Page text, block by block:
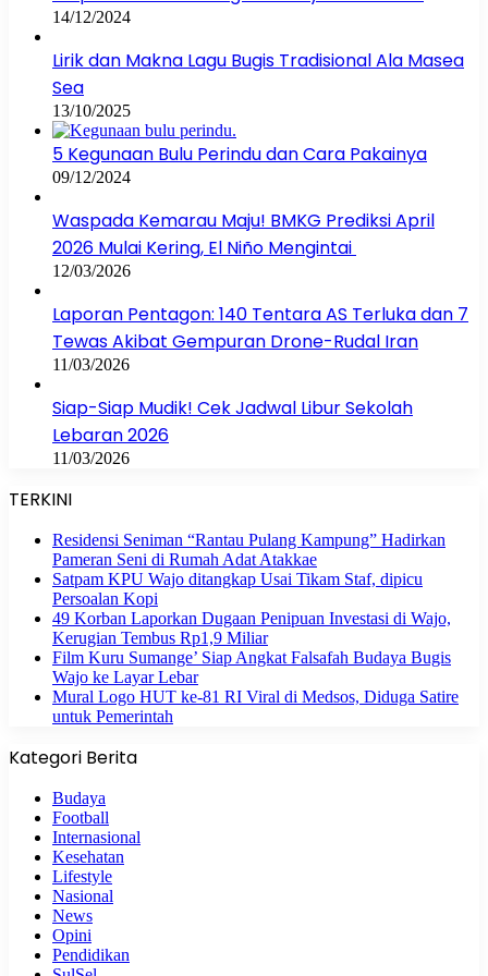
14/12/2024
Lirik dan Makna Lagu Bugis Tradisional Ala Masea
Sea
13/10/2025
5 Kegunaan Bulu Perindu dan Cara Pakainya
09/12/2024
Waspada Kemarau Maju! BMKG Prediksi April
2026 Mulai Kering, El Niño Mengintai
12/03/2026
Laporan Pentagon: 140 Tentara AS Terluka dan 7
Tewas Akibat Gempuran Drone-Rudal Iran
11/03/2026
Siap-Siap Mudik! Cek Jadwal Libur Sekolah
Lebaran 2026
11/03/2026
TERKINI
Residensi Seniman “Rantau Pulang Kampung” Hadirkan
Pameran Seni di Rumah Adat Atakkae
Satpam KPU Wajo ditangkap Usai Tikam Staf, dipicu
Persoalan Kopi
49 Korban Laporkan Dugaan Penipuan Investasi di Wajo,
Kerugian Tembus Rp1,9 Miliar
Film Kuru Sumange’ Siap Angkat Falsafah Budaya Bugis
Wajo ke Layar Lebar
Mural Logo HUT ke-81 RI Viral di Medsos, Diduga Satire
untuk Pemerintah
Kategori Berita
Budaya
Football
Internasional
Kesehatan
Lifestyle
Nasional
News
Opini
Pendidikan